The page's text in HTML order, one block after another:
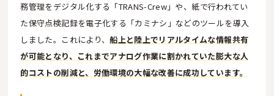
務管理をデジタル化する「TRANS-Crew」や、紙で行われてい
た保守点検記録を電子化する「カミナシ」などのツールを導入
しました。これにより、船上と陸上でリアルタイムな情報共有
が可能となり、これまでアナログ作業に割かれていた膨大な人
的コストの削減と、労働環境の大幅な改善に成功しています。